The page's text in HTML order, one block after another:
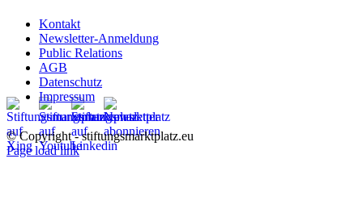
Kontakt
Newsletter-Anmeldung
Public Relations
AGB
Datenschutz
Impressum
© Copyright - stiftungsmarktplatz.eu
Page load link